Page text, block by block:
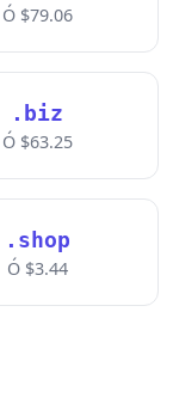
Ó $79.06
.biz
Ó $63.25
.shop
Ó $3.44